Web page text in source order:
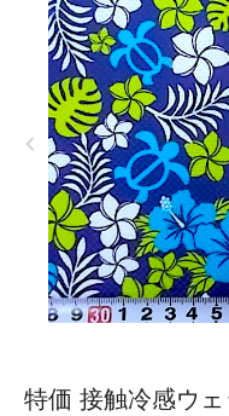
特価 接触冷感ウ